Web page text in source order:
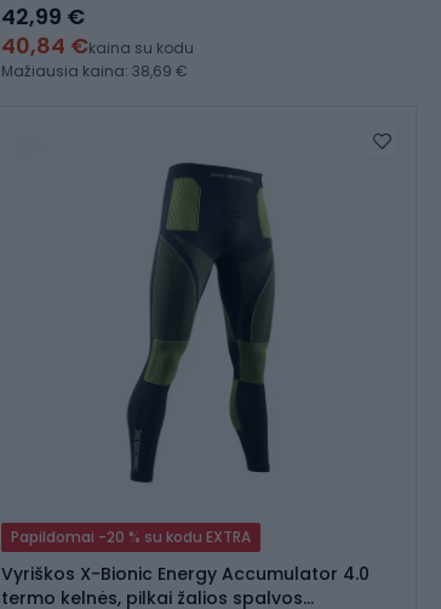
42,99 €
40,84 €kaina su kodu
Mažiausia kaina: 38,69 €
Papildomai -20 % su kodu EXTRA
Vyriškos X-Bionic Energy Accumulator 4.0
termo kelnės, pilkai žalios spalvos